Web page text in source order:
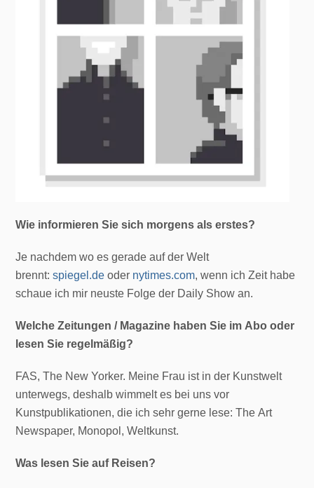
Wie informieren Sie sich morgens als erstes?
Je nachdem wo es gerade auf der Welt
brennt:spiegel.de oder nytimes.com, wenn ich Zeit habe
schaue ich mir neuste Folge der Daily Show an.
Welche Zeitungen / Magazine haben Sie im Abo oder
lesen Sie regelmäßig?
FAS, The New Yorker. Meine Frau ist in der Kunstwelt
unterwegs, deshalb wimmelt es bei uns vor
Kunstpublikationen, die ich sehr gerne lese: The Art
Newspaper, Monopol, Weltkunst.
Was lesen Sie auf Reisen?